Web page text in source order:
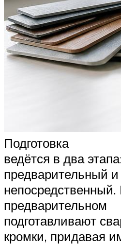
Подготовка
ведётся в два
предварительный и
предварительном
подготавливают
кромки, придавая